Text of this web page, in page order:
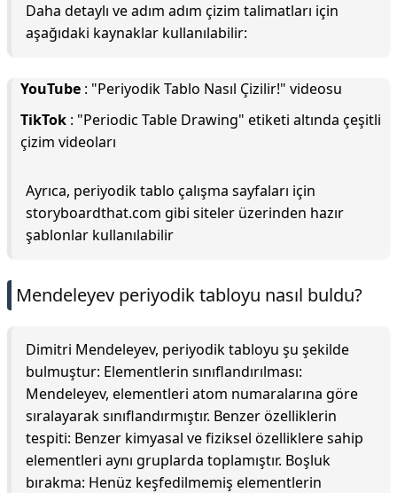
Daha detaylı ve adım adım çizim talimatları için
aşağıdaki kaynaklar kullanılabilir:
YouTube : "Periyodik Tablo Nasıl Çizilir!" videosu
TikTok : "Periodic Table Drawing" etiketi altında çeşitli
çizim videoları
Ayrıca, periyodik tablo çalışma sayfaları için
storyboardthat.com gibi siteler üzerinden hazır
şablonlar kullanılabilir
Mendeleyev periyodik tabloyu nasıl buldu?
Dimitri Mendeleyev, periyodik tabloyu şu şekilde
bulmuştur: Elementlerin sınıflandırılması:
Mendeleyev, elementleri atom numaralarına göre
sıralayarak sınıflandırmıştır. Benzer özelliklerin
tespiti: Benzer kimyasal ve fiziksel özelliklere sahip
elementleri aynı gruplarda toplamıştır. Boşluk
bırakma: Henüz keşfedilmemiş elementlerin